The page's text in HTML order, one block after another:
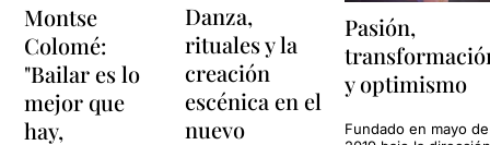
Montse
Colomé:
"Bailar es lo
mejor que
hay,
Danza,
rituales y la
creación
escénica en el
nuevo
Pasión,
y optimismo
Fundado en mayo de